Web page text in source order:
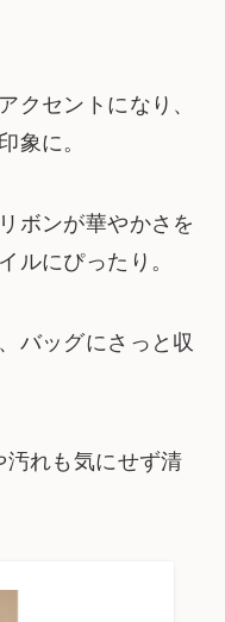
クセントになり、
象に。
ボンが華やかさを
ルにぴったり。
バッグにさっと収
汚れも気にせず清